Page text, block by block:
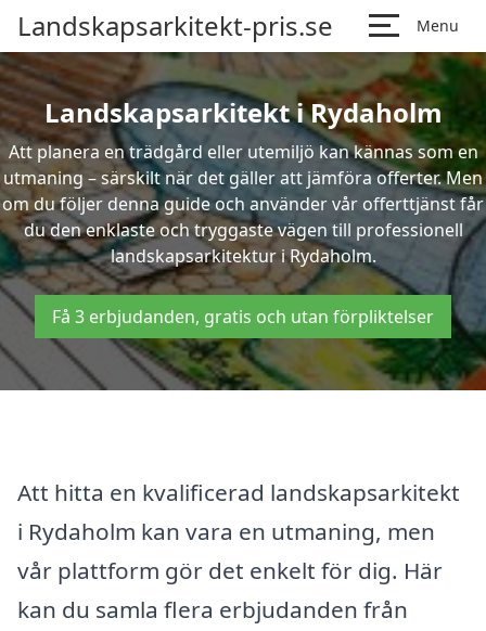
Landskapsarkitekt-pris.se Menu
Landskapsarkitekt i Rydaholm
Att planera en trädgård eller utemiljö kan kännas som en
utmaning – särskilt när det gäller att jämföra offerter. Men
om du följer denna guide och använder vår offerttjänst får
du den enklaste och tryggaste vägen till professionell
landskapsarkitektur i Rydaholm.
Få 3 erbjudanden, gratis och utan förpliktelser
Att hitta en kvalificerad landskapsarkitekt
i Rydaholm kan vara en utmaning, men
vår plattform gör det enkelt för dig. Här
kan du samla flera erbjudanden från